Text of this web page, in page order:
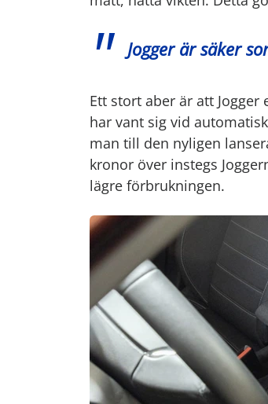
Jogger är säker
Ett stort aber är att
har vant sig vid
man till den nyligen
kronor över instegs
lägre förbrukningen.